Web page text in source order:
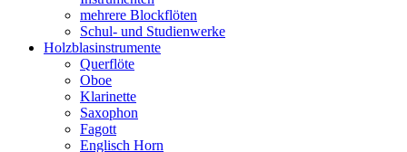
mehrere Blockflöten
Schul- und Studienwerke
Holzblasinstrumente
Querflöte
Oboe
Klarinette
Saxophon
Fagott
Englisch Horn